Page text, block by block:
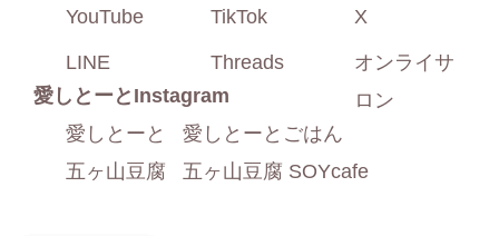
YouTube TikTok X
LINE Threads
オンライサ
ロン
愛しとーと Instagram
愛しとーと
愛しとーとごはん
五ヶ山豆腐
五ヶ山豆腐 SOYcafe